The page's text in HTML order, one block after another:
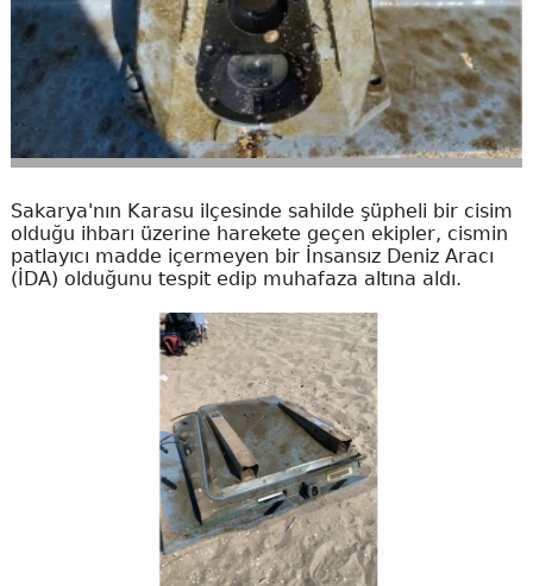
Sakarya'nın Karasu ilçesinde sahilde şüpheli bir cisim
olduğu ihbarı üzerine harekete geçen ekipler, cismin
patlayıcı madde içermeyen bir İnsansız Deniz Aracı
(İDA) olduğunu tespit edip muhafaza altına aldı.